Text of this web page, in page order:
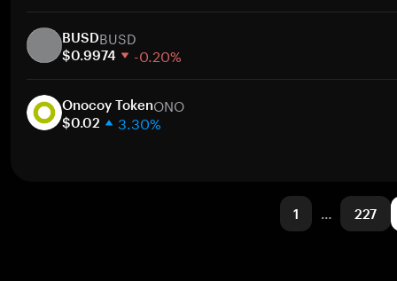
30 días
Capitalización de mercado
BUSDBUSD
$0.9974 -0.20%
30 días
Capitalización de mercado
Onocoy TokenONO
$0.02 3.30%
1 … 227